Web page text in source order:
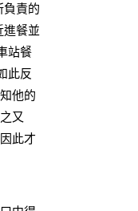
負責的
進餐並
站餐
此反
他的
又
此才